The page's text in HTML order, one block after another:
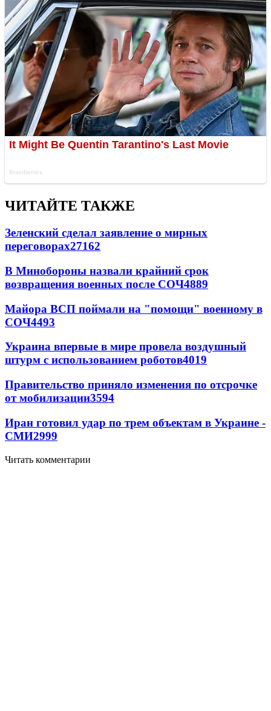
ЧИТАЙТЕ ТАКЖЕ
Зеленский сделал заявление о мирных
переговорах27162
В Минобороны назвали крайний срок
возвращения военных после СОЧ4889
Майора ВСП поймали на "помощи" военному в
СОЧ4493
Украина впервые в мире провела воздушный
штурм с использованием роботов4019
Правительство приняло изменения по отсрочке
от мобилизации3594
Иран готовил удар по трем объектам в Украине -
СМИ2999
Читать комментарии